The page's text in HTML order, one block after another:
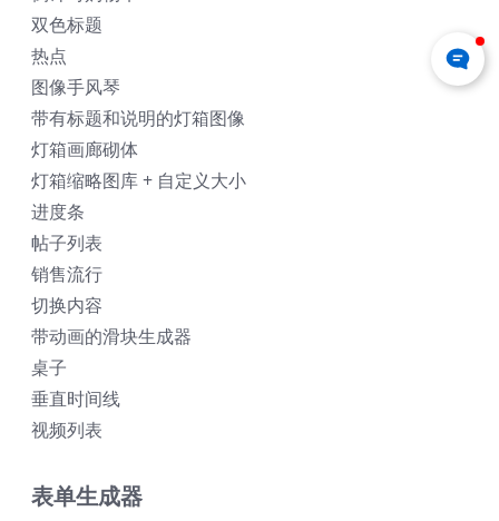
双色标题
热点
图像手风琴
带有标题和说明的灯箱图像
灯箱画廊砌体
灯箱缩略图库 + 自定义大小
进度条
帖子列表
销售流行
切换内容
带动画的滑块生成器
桌子
垂直时间线
视频列表
表单生成器